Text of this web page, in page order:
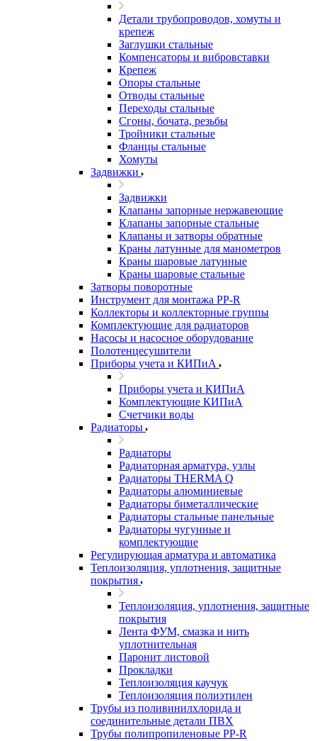
Детали трубопроводов, хомуты и
крепеж
Заглушки стальные
Компенсаторы и вибровставки
Крепеж
Опоры стальные
Отводы стальные
Переходы стальные
Сгоны, бочата, резьбы
Тройники стальные
Фланцы стальные
Хомуты
Задвижки
Задвижки
Клапаны запорные нержавеющие
Клапаны запорные стальные
Клапаны и затворы обратные
Краны латунные для манометров
Краны шаровые латунные
Краны шаровые стальные
Затворы поворотные
Инструмент для монтажа PP-R
Коллекторы и коллекторные группы
Комплектующие для радиаторов
Насосы и насосное оборудование
Полотенцесушители
Приборы учета и КИПиА
Приборы учета и КИПиА
Комплектующие КИПиА
Счетчики воды
Радиаторы
Радиаторы
Радиаторная арматура, узлы
Радиаторы THERMA Q
Радиаторы алюминиевые
Радиаторы биметаллические
Радиаторы стальные панельные
Радиаторы чугунные и
комплектующие
Регулирующая арматура и автоматика
Теплоизоляция, уплотнения, защитные
покрытия
Теплоизоляция, уплотнения, защитные
покрытия
Лента ФУМ, смазка и нить
уплотнительная
Паронит листовой
Прокладки
Теплоизоляция каучук
Теплоизоляция полиэтилен
Трубы из поливинилхлорида и
соединительные детали ПВХ
Трубы полипропиленовые PP-R